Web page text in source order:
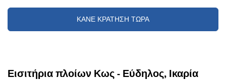
ΚΑΝΕ ΚΡΑΤΗΣΗ ΤΩΡΑ
Εισιτήρια πλοίων Κως - Εύδηλος, Ικαρία